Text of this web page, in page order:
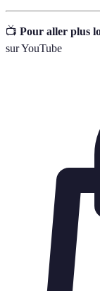
📺 Pour aller plus
sur YouTube